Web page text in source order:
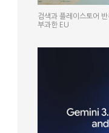
검색과 플레이스토어
부과한 EU